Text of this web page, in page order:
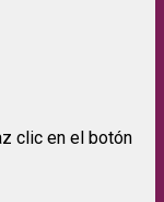
clic en el botón